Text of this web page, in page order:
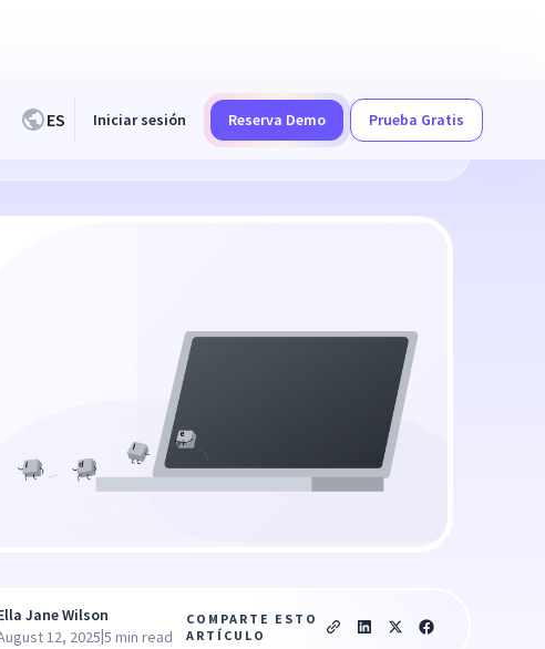
ES Iniciar sesión Reserva Demo
Prueba Gratis
Jane Wilson
12, 2025|5 min read
COMPARTE ESTO
ARTÍCULO